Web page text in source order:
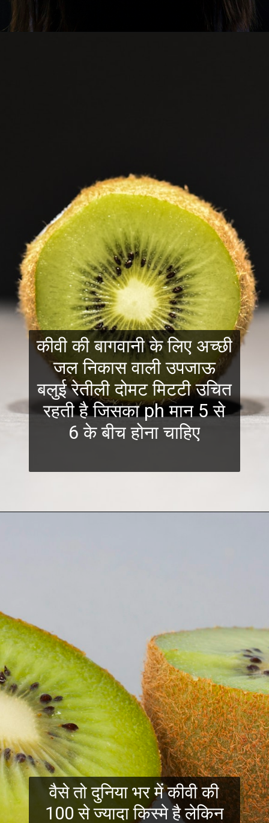
कीवी की बागवानी के लिए अच्छी
जल निकास वाली उपजाऊ
बलुई रेतीली दोमट मिटटी उचित
रहती है जिसका ph मान 5 से
6 के बीच होना चाहिए
वैसे तो दुनिया भर में कीवी की
100 से ज्यादा किस्मे है लेकिन